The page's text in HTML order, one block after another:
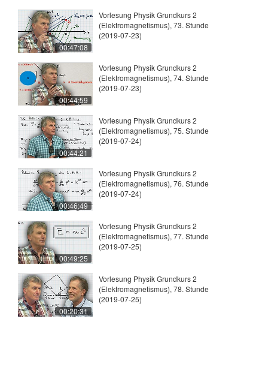
00:47:08
Vorlesung Physik Grundkurs 2
(Elektromagnetismus), 73. Stunde
(2019-07-23)
00:44:59
Vorlesung Physik Grundkurs 2
(Elektromagnetismus), 74. Stunde
(2019-07-23)
00:44:21
Vorlesung Physik Grundkurs 2
(Elektromagnetismus), 75. Stunde
(2019-07-24)
00:46:49
Vorlesung Physik Grundkurs 2
(Elektromagnetismus), 76. Stunde
(2019-07-24)
00:49:25
Vorlesung Physik Grundkurs 2
(Elektromagnetismus), 77. Stunde
(2019-07-25)
00:20:31
Vorlesung Physik Grundkurs 2
(Elektromagnetismus), 78. Stunde
(2019-07-25)